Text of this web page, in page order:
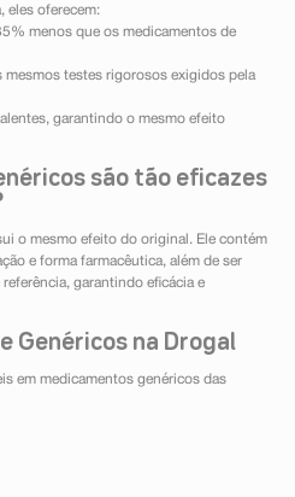
eles oferecem:
menos que os medicamentos de
mesmos testes rigorosos exigidos pela
garantindo o mesmo efeito
são tão eficazes
o mesmo efeito do original. Ele contém
e forma farmacêutica, além de ser
garantindo eficácia e
Genéricos na Drogal
em medicamentos genéricos das